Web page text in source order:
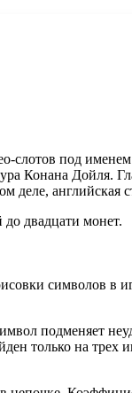
слотов под
Конана Дойля.
английская
двадцати монет.
символов в
подменяет
только на трех